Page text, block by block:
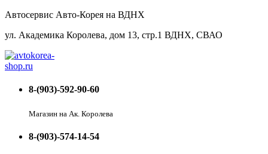
Автосервис Авто-Корея на ВДНХ
ул. Академика Королева, дом 13, стр.1 ВДНХ, СВАО
8-(903)-592-90-60
Магазин на Ак. Королева
8-(903)-574-14-54